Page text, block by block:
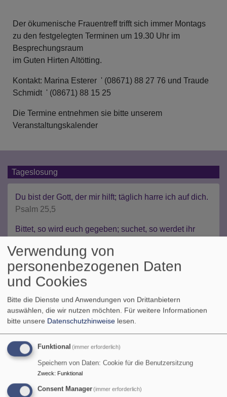
Der ökumenische Frauentreff trifft sich immer Montags
zu den festgelegten Terminen um 19.30 Uhr im
Besprechungsraum
im Guten Hirten Altötting.
Kontakt: Marina Esterer ' (08671) 88 27 76 und Traude
Schmidt ' (08671) 88 15 25
Die Termine entnehmen sie bitte unserem
Veranstaltungskalender
Tageslosung
Du bist der Gott, der mir hilft; täglich harre ich auf dich.
Psalm 25,5
Bittet, so wird euch gegeben; suchet, so werdet ihr
Matthäus 7,7
© Evangelische Brüder-Unität –
Herrnhuter Brüdergemeine
Weitere Informationen finden Sie
Veranstaltungen
Verwendung von
personenbezogenen Daten
und Cookies
Bitte die Dienste und Anwendungen von Drittanbietern
auswählen, die wir nutzen möchten. Für weitere Informationen
bitte unsere Datenschutzhinweise lesen.
Funktional (immer erforderlich)
Speichern von Daten: Cookie für die Benutzersitzung
Zweck: Funktional
Consent Manager(immer erforderlich)